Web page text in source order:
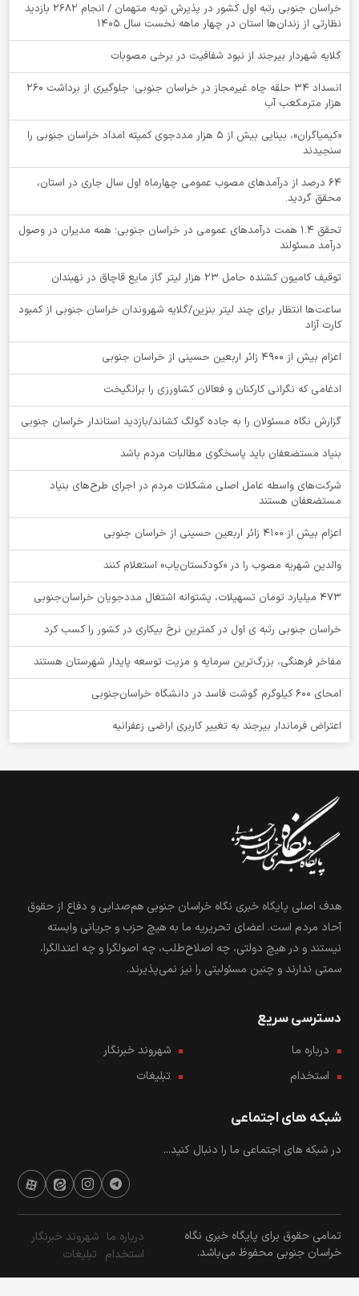
خراسان جنوبی رتبه اول کشور در پذیرش توبه متهمان / انجام ۲۶۸۲ بازدید
نظارتی از زندان‌ها استان در چهار ماهه نخست سال 1405
گلایه شهردار بیرجند از نبود شفافیت در برخی مصوبات
انسداد ۳۴ حلقه چاه غیرمجاز در خراسان جنوبی؛ جلوگیری از برداشت ۲۶۰
هزار مترمکعب آب
«کیمیاگران»، بینایی بیش از ۵ هزار مددجوی کمیته امداد خراسان جنوبی را
سنجیدند
64 درصد از درآمدهای مصوب عمومی چهارماه اول سال جاری در استان،
محقق گردید.
تحقق ۱.۴ همت درآمدهای عمومی در خراسان جنوبی؛ همه مدیران در وصول
درآمد مسئولند
توقيف کامیون کشنده حامل 23 هزار لیتر گاز مایع قاچاق در نهبندان
ساعت‌ها انتظار برای چند لیتر بنزین/گلایه شهروندان خراسان جنوبی از کمبود
کارت آزاد
اعزام بیش از 4900 زائر اربعین حسینی از خراسان جنوبی
ادغامی که نگرانی کارکنان و فعالان کشاورزی را برانگیخت
گزارش نگاه مسئولان را به جاده گولگ کشاند/بازدید استاندار خراسان جنوبی
بنیاد مستضعفان باید پاسخگوی مطالبات مردم باشد
شرکت‌های واسطه عامل اصلی مشکلات مردم در اجرای طرح‌های بنیاد
مستضعفان هستند
اعزام بیش از 4100 زائر اربعین حسینی از خراسان جنوبی
والدین شهریه مصوب را در «کودکستان‌یاب» استعلام کنند
۴۷۳ میلیارد تومان تسهیلات، پشتوانه اشتغال مددجویان خراسان‌جنوبی
خراسان جنوبی رتبه ی اول در کمترین نرخ بیکاری در کشور را کسب کرد
مفاخر فرهنگی، بزرگ‌ترین سرمایه و مزیت توسعه پایدار شهرستان هستند
امحای ۶۰۰ کیلوگرم گوشت فاسد در دانشگاه خراسان‌جنوبی
اعتراض فرماندار بیرجند به تغییر کاربری اراضی زعفرانیه
هدف اصلی پایگاه خبری نگاه خراسان جنوبی هم‌صدایی و دفاع از حقوق
آحاد مردم است. اعضای تحریریه ما به هیچ حزب و جریانی وابسته
نیستند و در هیچ دولتی، چه اصلاح‌طلب، چه اصولگرا و چه اعتدالگرا،
سمتی ندارند و چنین مسئولیتی را نیز نمی‌پذیرند.
دسترسی سریع
درباره ما
شهروند خبرنگار
استخدام
تبلیغات
شبکه های اجتماعی
در شبکه های اجتماعی ما را دنبال کنید...
تمامی حقوق برای پایگاه خبری نگاه
خراسان جنوبی محفوظ می‌باشد.
درباره ما شهروند خبرنگار
استخدام تبلیغات